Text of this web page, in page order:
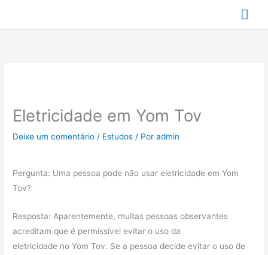
Eletricidade em Yom Tov
Deixe um comentário / Estudos / Poradmin
Pergunta: Uma pessoa pode não usar eletricidade em Yom
Tov?
Resposta: Aparentemente, muitas pessoas observantes
acreditam que é permissível evitar o uso da
eletricidade no Yom Tov. Se a pessoa decide evitar o uso de